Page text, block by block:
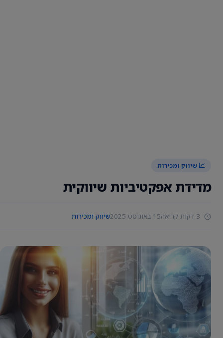
📈 שיווק ומכירות
מדידת אפקטיביות שיווקית
15 באוגוסט 2025 שיווק ומכירות